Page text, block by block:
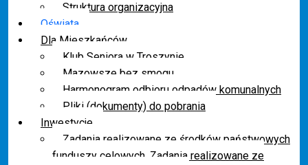
Struktura organizacyjna
Oświata
Dla Mieszkańców
Klub Seniora w Troszynie
Mazowsze bez smogu
Harmonogram odbioru odpadów komunalnych
Pliki (dokumenty) do pobrania
Inwestycje
Zadania realizowane ze środków państwowych
funduszy celowych. Zadania realizowane ze